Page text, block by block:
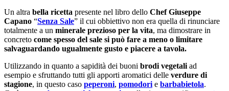
Un altra bella ricetta presente nel libro dello Chef Giuseppe
Capano “Senza Sale” il cui obbiettivo non era quella di rinunciare
totalmente a un minerale prezioso per la vita, ma dimostrare in
concreto come spesso del sale si può fare a meno o limitare
salvaguardando ugualmente gusto e piacere a tavola.
Utilizzando in quanto a sapidità dei buoni brodi vegetaliad
esempio e sfruttando tutti gli apporti aromatici delle verdure di
stagione, in questo caso peperoni, pomodorie barbabietola.